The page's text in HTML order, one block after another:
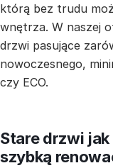
którą bez trudu
wnętrza. W naszej
drzwi pasujące
nowoczesnego,
czy ECO.
Stare drzwi
szybką